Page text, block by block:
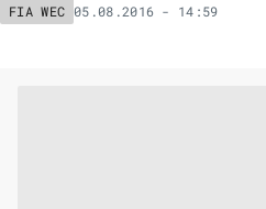
FIA WEC 05.08.2016 - 14:59